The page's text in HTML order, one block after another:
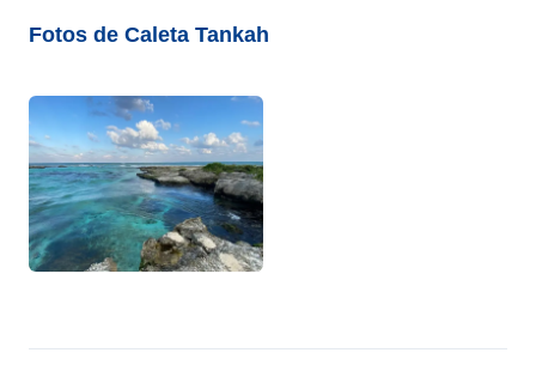
Fotos de Caleta Tankah